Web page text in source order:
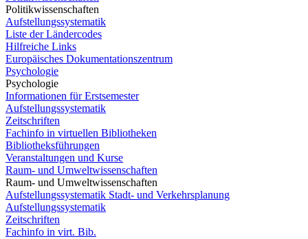
Politikwissenschaften
Aufstellungssystematik
Liste der Ländercodes
Hilfreiche Links
Europäisches Dokumentationszentrum
Psychologie
Psychologie
Informationen für Erstsemester
Aufstellungssystematik
Zeitschriften
Fachinfo in virtuellen Bibliotheken
Bibliotheksführungen
Veranstaltungen und Kurse
Raum- und Umweltwissenschaften
Raum- und Umweltwissenschaften
Aufstellungssystematik Stadt- und Verkehrsplanung
Aufstellungssystematik
Zeitschriften
Fachinfo in virt. Bib.